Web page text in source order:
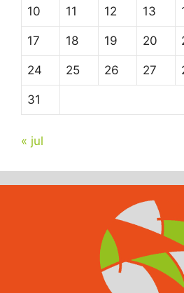
10 11 12 13
17 18 19 20
24 25 26 27
31
« jul